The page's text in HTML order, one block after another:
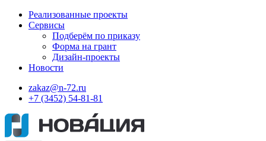
Реализованные проекты
Сервисы
Подберём по приказу
Форма на грант
Дизайн-проекты
Новости
zakaz@n-72.ru
+7 (3452) 54-81-81